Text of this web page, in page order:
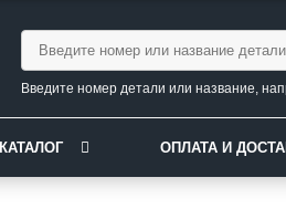
Введите номер детали или название,
КАТАЛОГ ОПЛАТА И